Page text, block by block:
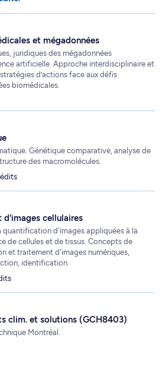
et mégadonnées
juridiques des mégadonnées
artificielle. Approche interdisciplinaire et
d’actions face aux défis
biomédicales.
Génétique comparative, analyse de
des macromolécules.
cellulaires
quantification d'images appliquées à la
de cellules et de tissus. Concepts de
et traitement d'images numériques,
identification.
clim. et solutions (GCH8403)
Montréal.